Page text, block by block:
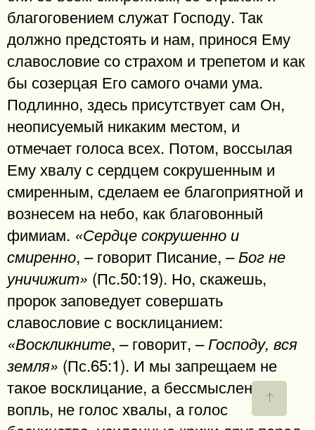
благоговением служат Господу. Так
должно предстоять и нам, принося Ему
славословие со страхом и трепетом и как
бы созерцая Его самого очами ума.
Подлинно, здесь присутствует сам Он,
неописуемый никаким местом, и
отмечает голоса всех. Потом, воссылая
Ему хвалу с сердцем сокрушенным и
смиренным, сделаем ее благоприятной и
вознесем на небо, как благовонный
фимиам. «Сердце сокрушенно и
смиренно, – говорит Писание, –Бог не
уничижит» (Пс.50:19). Но, скажешь,
пророк заповедует совершать
славословие с восклицанием:
«Воскликните, – говорит, –Господу, вся
земля» (Пс.65:1). И мы запрещаем не
такое восклицание, а бессмысленный
вопль, не голос хвалы, а голос